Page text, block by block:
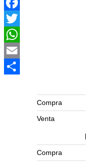
Facebook
Twitter
WhatsApp
Email
Compra
Venta
Compra